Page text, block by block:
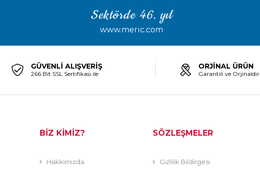
Sektörde 46. yıl
www.meric.com
GÜVENLİ ALIŞVERİŞ
266 Bit SSL Sertifikası ile
ORJİNAL ÜRÜN
Garantili ve Orjinaldir
BİZ KİMİZ?
Hakkımızda
SÖZLEŞMELER
Gizlilik Bildirgesi